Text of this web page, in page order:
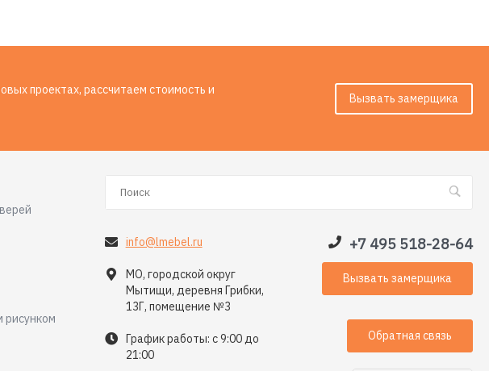
проектах, рассчитаем стоимость и
Вызвать замерщика
рисунком
info@lmebel.ru
МО, городской округ
Мытищи, деревня Грибки,
13Г, помещение №3
График работы: с 9:00 до
21:00
+7 495 518-28-64
Вызвать замерщика
Обратная связь